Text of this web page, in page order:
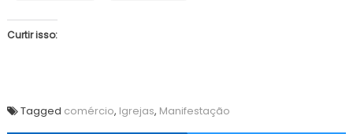
Curtir isso:
Tagged comércio, Igrejas, Manifestação